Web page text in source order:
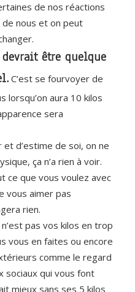
de nos réactions
nous et on peut
devrait être quelque
C’est se fourvoyer de
lorsqu’on aura 10 kilos
sera
et d’estime de soi, on ne
ça n’a rien à voir.
ce que vous voulez avec
vous aimer pas
rien.
pas vos kilos en trop
vous en faites ou encore
comme le regard
sociaux qui vous font
mieux sans ses 5 kilos